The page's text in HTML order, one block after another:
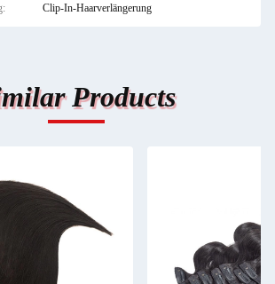
Clip-In-Haarverlängerung
Products